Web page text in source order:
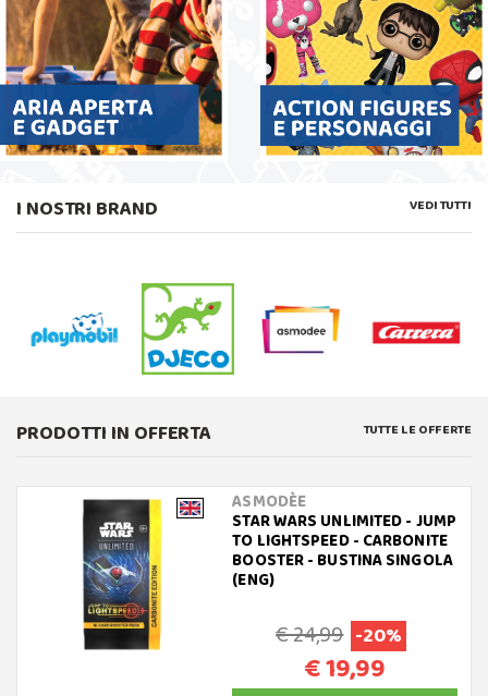
I NOSTRI BRAND VEDI TUTTI
PRODOTTI IN OFFERTA TUTTE LE OFFERTE
ASMODÈE
STAR WARS UNLIMITED - JUMP
TO LIGHTSPEED - CARBONITE
BOOSTER - BUSTINA SINGOLA
(ENG)
€ 24,99 -20%
€ 19,99